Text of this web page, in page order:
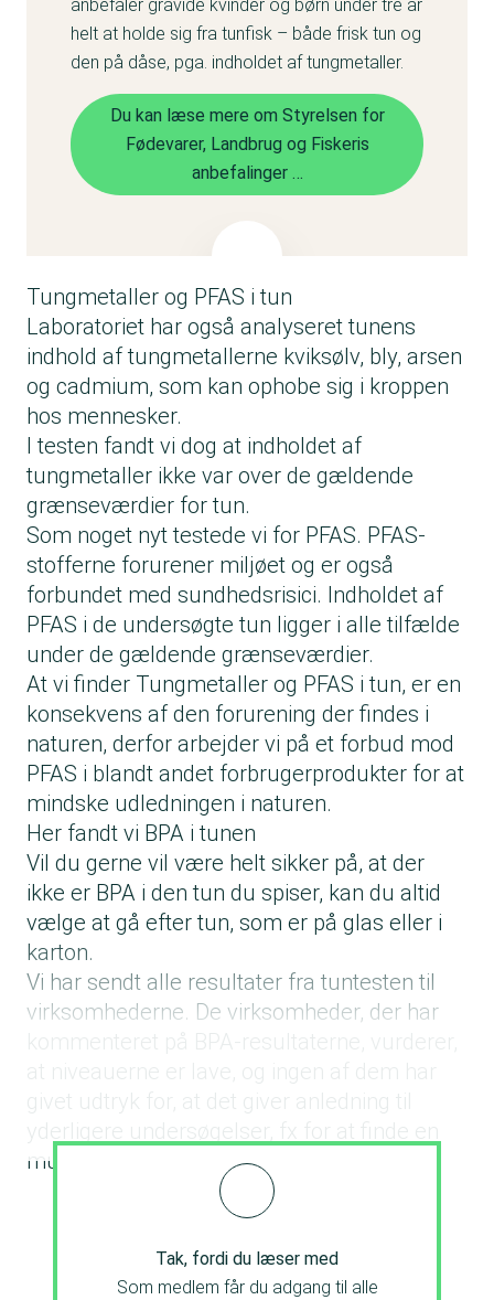
anbefaler gravide kvinder og børn under tre år
helt at holde sig fra tunfisk – både frisk tun og
den på dåse, pga. indholdet af tungmetaller.
Du kan læse mere om Styrelsen for
Fødevarer, Landbrug og Fiskeris
anbefalinger …
Tungmetaller og PFAS i tun
Laboratoriet har også analyseret tunens
indhold af tungmetallerne kviksølv, bly, arsen
og cadmium, som kan ophobe sig i kroppen
hos mennesker.
I testen fandt vi dog at indholdet af
tungmetaller ikke var over de gældende
grænseværdier for tun.
Som noget nyt testede vi for PFAS. PFAS-
stofferne forurener miljøet og er også
forbundet med sundhedsrisici. Indholdet af
PFAS i de undersøgte tun ligger i alle tilfælde
under de gældende grænseværdier.
At vi finder Tungmetaller og PFAS i tun, er en
konsekvens af den forurening der findes i
naturen, derfor arbejder vi på et forbud mod
PFAS i blandt andet forbrugerprodukter for at
mindske udledningen i naturen.
Her fandt vi BPA i tunen
Vil du gerne vil være helt sikker på, at der
ikke er BPA i den tun du spiser, kan du altid
vælge at gå efter tun, som er på glas eller i
karton.
Vi har sendt alle resultater fra tuntesten til
virksomhederne. De virksomheder, der har
at niveauerne er lave, og ingen af dem har
givet udtryk for, at det giver anledning til
yderligere undersøgelser, fx for at finde en
mulig kilde til BPA-forureningen.
Tak, fordi du læser med
Som medlem får du adgang til alle